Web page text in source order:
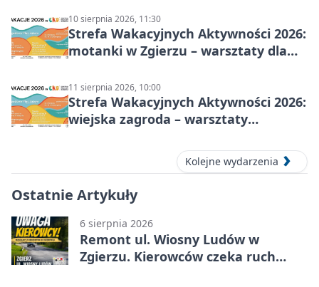
10 sierpnia 2026, 11:30
Strefa Wakacyjnych Aktywności 2026:
motanki w Zgierzu – warsztaty dla
11 sierpnia 2026, 10:00
Strefa Wakacyjnych Aktywności 2026:
wiejska zagroda – warsztaty
Kolejne wydarzenia
Ostatnie Artykuły
6 sierpnia 2026
Remont ul. Wiosny Ludów w
Zgierzu. Kierowców czeka ruch